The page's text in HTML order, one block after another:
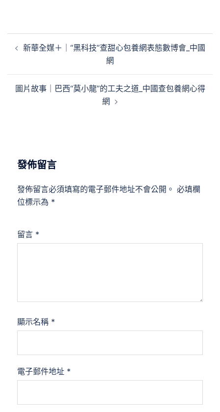
章 新華全媒＋｜“黑科技”查甜心包養網表態數博會_中國
網
圖片故事｜巴西“莫小龍”的工夫之道_中國查包養網心得
網
發佈留言
發佈留言必須填寫的電子郵件地址不會公開。 必填欄
位標示為 *
留言 *
顯示名稱 *
電子郵件地址 *